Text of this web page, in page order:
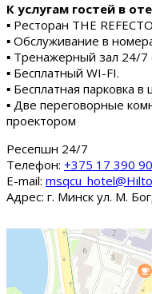
К услугам гостей в
▪ Ресторан THE
▪ Обслуживание в
▪ Тренажерный зал 24/
▪ Бесплатный WI-FI.
▪ Бесплатная парковка
▪ Две переговорные
проектором
Ресепшн 24/7
Tелефон: +375 17 390
E-mail:
Адрес: г. Минск ул. М.